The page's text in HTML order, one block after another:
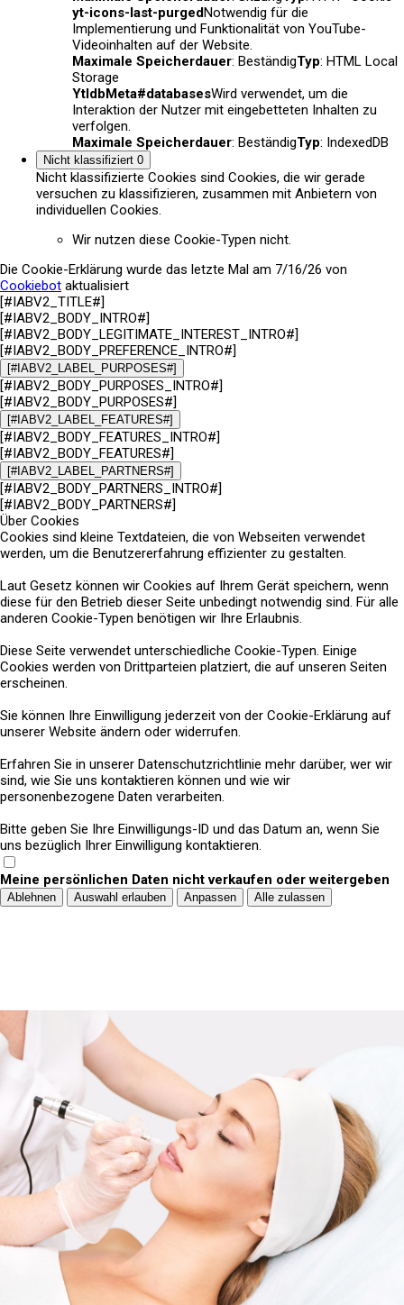
yt-icons-last-purgedNotwendig für die
Implementierung und Funktionalität von YouTube-
Videoinhalten auf der Website.
Maximale Speicherdauer: BeständigTyp: HTML Local
Storage
YtIdbMeta#databasesWird verwendet, um die
Interaktion der Nutzer mit eingebetteten Inhalten zu
verfolgen.
Maximale Speicherdauer: BeständigTyp: IndexedDB
Nicht klassifiziert 0
Nicht klassifizierte Cookies sind Cookies, die wir gerade
versuchen zu klassifizieren, zusammen mit Anbietern von
individuellen Cookies.
Wir nutzen diese Cookie-Typen nicht.
Die Cookie-Erklärung wurde das letzte Mal am 7/16/26 von
Cookiebot aktualisiert
[#IABV2_TITLE#]
[#IABV2_BODY_INTRO#]
[#IABV2_BODY_LEGITIMATE_INTEREST_INTRO#]
[#IABV2_BODY_PREFERENCE_INTRO#]
[#IABV2_LABEL_PURPOSES#]
[#IABV2_BODY_PURPOSES_INTRO#]
[#IABV2_BODY_PURPOSES#]
[#IABV2_LABEL_FEATURES#]
[#IABV2_BODY_FEATURES_INTRO#]
[#IABV2_BODY_FEATURES#]
[#IABV2_LABEL_PARTNERS#]
[#IABV2_BODY_PARTNERS_INTRO#]
[#IABV2_BODY_PARTNERS#]
Über Cookies
Cookies sind kleine Textdateien, die von Webseiten verwendet
werden, um die Benutzererfahrung effizienter zu gestalten.
Laut Gesetz können wir Cookies auf Ihrem Gerät speichern, wenn
diese für den Betrieb dieser Seite unbedingt notwendig sind. Für alle
anderen Cookie-Typen benötigen wir Ihre Erlaubnis.
Diese Seite verwendet unterschiedliche Cookie-Typen. Einige
Cookies werden von Drittparteien platziert, die auf unseren Seiten
erscheinen.
Sie können Ihre Einwilligung jederzeit von der Cookie-Erklärung auf
unserer Website ändern oder widerrufen.
Erfahren Sie in unserer Datenschutzrichtlinie mehr darüber, wer wir
sind, wie Sie uns kontaktieren können und wie wir
personenbezogene Daten verarbeiten.
Bitte geben Sie Ihre Einwilligungs-ID und das Datum an, wenn Sie
uns bezüglich Ihrer Einwilligung kontaktieren.
Meine persönlichen Daten nicht verkaufen oder weitergeben
Ablehnen Auswahl erlauben Anpassen Alle zulassen